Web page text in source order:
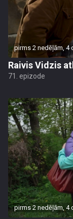
pirms 2 nedēļām, 4
Raivis Vidzis
71. epizode
pirms 2 nedēļām, 4